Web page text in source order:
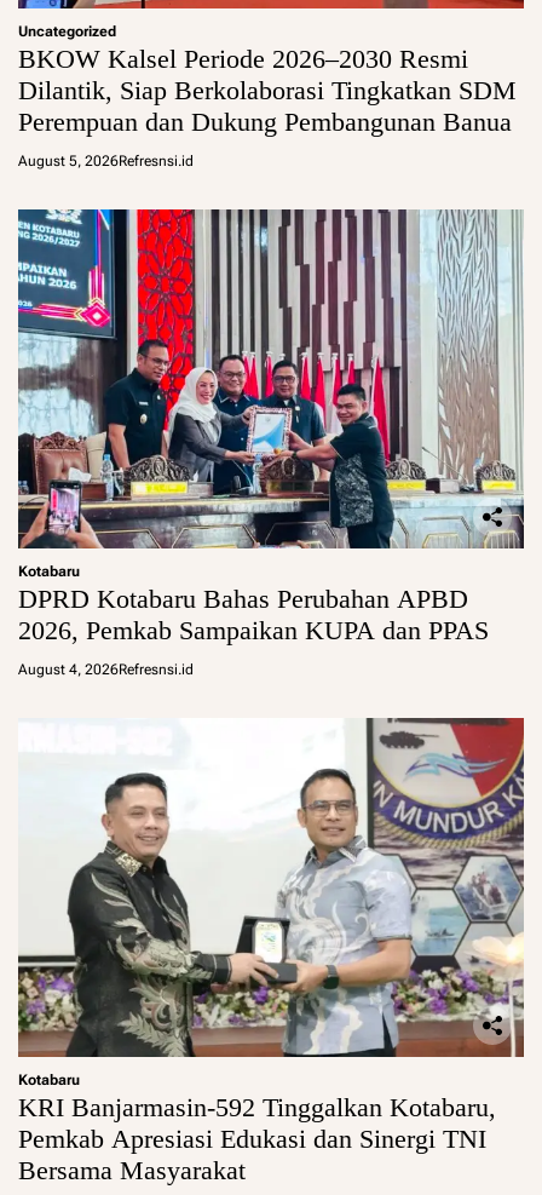
Uncategorized
BKOW Kalsel Periode 2026–2030 Resmi
Dilantik, Siap Berkolaborasi Tingkatkan SDM
Perempuan dan Dukung Pembangunan Banua
August 5, 2026Refresnsi.id
Kotabaru
DPRD Kotabaru Bahas Perubahan APBD
2026, Pemkab Sampaikan KUPA dan PPAS
August 4, 2026Refresnsi.id
Kotabaru
KRI Banjarmasin-592 Tinggalkan Kotabaru,
Pemkab Apresiasi Edukasi dan Sinergi TNI
Bersama Masyarakat